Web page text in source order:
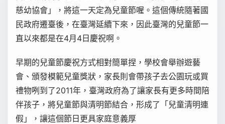
慈幼協會」，將這一天定為兒童節喔。這個傳統隨著國
民政府遷臺後，在臺灣延續下來，因此臺灣的兒童節一
直以來都是在4月4日慶祝啊。
早期的兒童節慶祝方式相對簡單捏，學校會舉辦遊藝
會、頒發模範兒童獎狀，家長則會帶孩子去公園玩或買
禮物咧到了2011年，臺灣政府為了讓家長有更多時間陪
伴孩子，將兒童節與清明節結合，形成了「兒童清明連
假」，讓這個節日更具家庭意義厚